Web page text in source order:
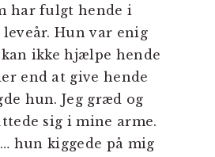
har fulgt hende i
Hun var enig
ikke hjælpe hende
end at give hende
hun. Jeg græd og
sig i mine arme.
hun kiggede på mig